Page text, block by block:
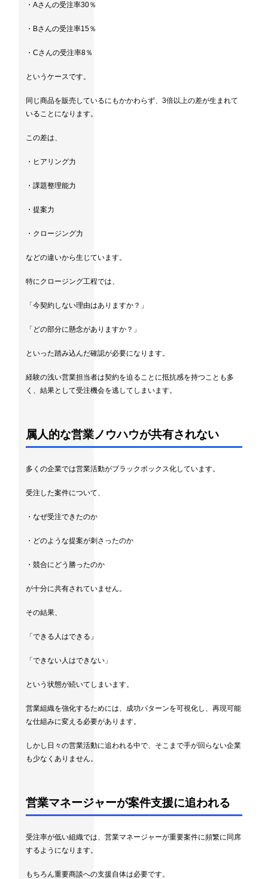
・Aさんの受注率30％
・Bさんの受注率15％
・Cさんの受注率8％
というケースです。
同じ商品を販売しているにもかかわらず、3倍以上の差が生まれて
いることになります。
この差は、
・ヒアリング力
・課題整理能力
・提案力
・クロージング力
などの違いから生じています。
特にクロージング工程では、
「今契約しない理由はありますか？」
「どの部分に懸念がありますか？」
といった踏み込んだ確認が必要になります。
経験の浅い営業担当者は契約を迫ることに抵抗感を持つことも多
く、結果として受注機会を逃してしまいます。
属人的な営業ノウハウが共有されない
多くの企業では営業活動がブラックボックス化しています。
受注した案件について、
・なぜ受注できたのか
・どのような提案が刺さったのか
・競合にどう勝ったのか
が十分に共有されていません。
その結果、
「できる人はできる」
「できない人はできない」
という状態が続いてしまいます。
営業組織を強化するためには、成功パターンを可視化し、再現可能
な仕組みに変える必要があります。
しかし日々の営業活動に追われる中で、そこまで手が回らない企業
も少なくありません。
営業マネージャーが案件支援に追われる
受注率が低い組織では、営業マネージャーが重要案件に頻繁に同席
するようになります。
もちろん重要商談への支援自体は必要です。